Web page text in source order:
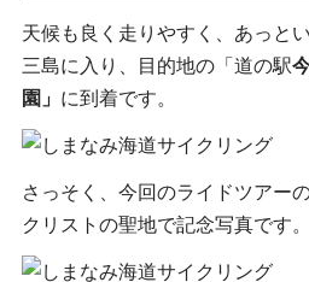
天候も良く走りやすく、あっと
三島に入り、目的地の「道の駅
園」 に到着です。
さっそく、今回のライドツアー
クリストの聖地で記念写真です。